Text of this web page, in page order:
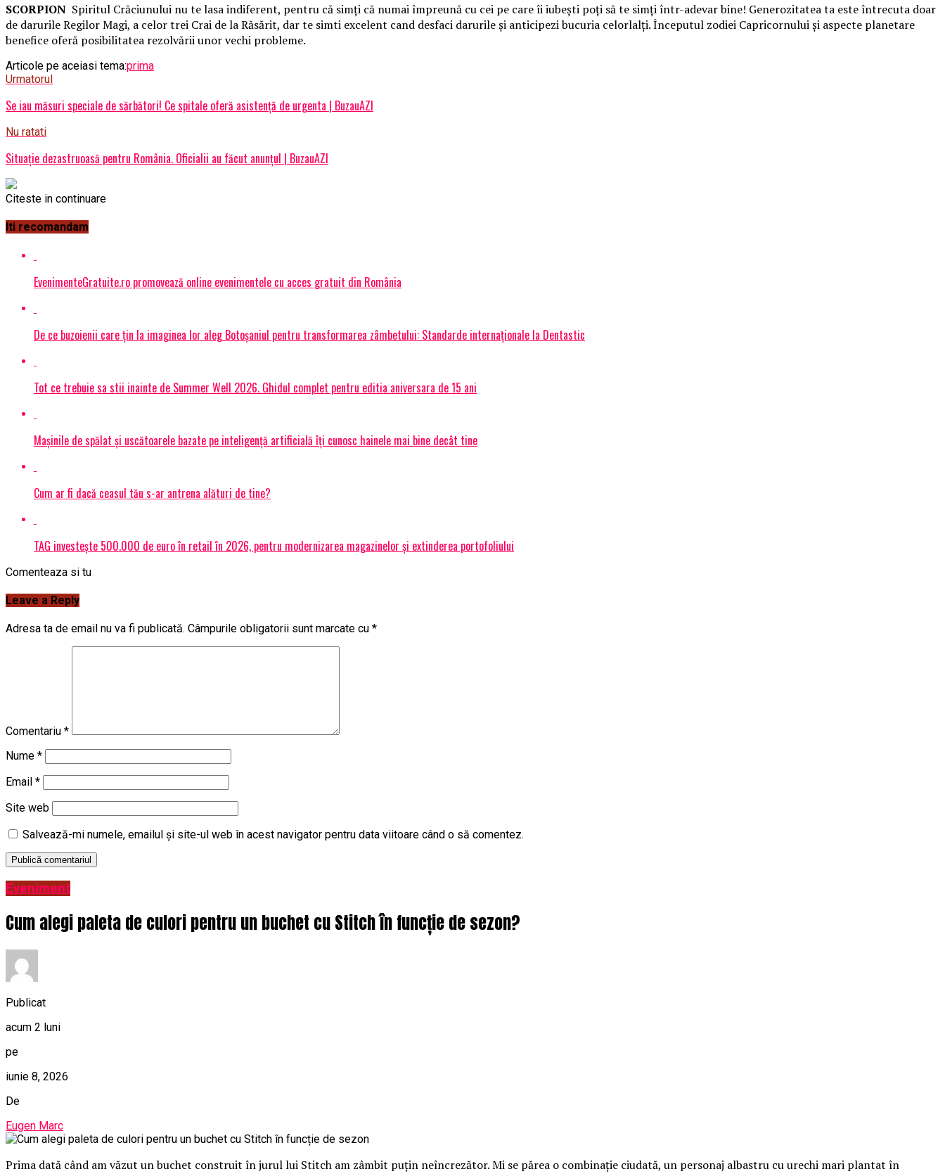
SCORPION Spiritul Crăciunului nu te lasa indiferent, pentru că simţi că numai împreună cu cei pe care îi iubeşti poţi să te simţi într-adevar bine! Generozitatea ta este întrecuta doar
de darurile Regilor Magi, a celor trei Crai de la Răsărit, dar te simti excelent cand desfaci darurile şi anticipezi bucuria celorlalţi. Începutul zodiei Capricornului şi aspecte planetare
benefice oferă posibilitatea rezolvării unor vechi probleme.
Articole pe aceiasi tema:prima
Urmatorul
Se iau măsuri speciale de sărbători! Ce spitale oferă asistență de urgenta | BuzauAZI
Nu ratati
Situație dezastruoasă pentru România. Oficialii au făcut anunțul | BuzauAZI
Citeste in continuare
Iti recomandam
EvenimenteGratuite.ro promovează online evenimentele cu acces gratuit din România
De ce buzoienii care țin la imaginea lor aleg Botoșaniul pentru transformarea zâmbetului: Standarde internaționale la Dentastic
Tot ce trebuie sa stii inainte de Summer Well 2026. Ghidul complet pentru editia aniversara de 15 ani
Mașinile de spălat și uscătoarele bazate pe inteligență artificială îți cunosc hainele mai bine decât tine
Cum ar fi dacă ceasul tău s-ar antrena alături de tine?
TAG investește 500.000 de euro în retail în 2026, pentru modernizarea magazinelor și extinderea portofoliului
Comenteaza si tu
Leave a Reply
Adresa ta de email nu va fi publicată. Câmpurile obligatorii sunt marcate cu *
Comentariu *
Nume *
Email *
Site web
Salvează-mi numele, emailul și site-ul web în acest navigator pentru data viitoare când o să comentez.
Eveniment
Cum alegi paleta de culori pentru un buchet cu Stitch în funcție de sezon?
Publicat
acum 2 luni
pe
iunie 8, 2026
De
Eugen Marc
Prima dată când am văzut un buchet construit în jurul lui Stitch am zâmbit puțin neîncrezător. Mi se părea o combinație ciudată, un personaj albastru cu urechi mari plantat în